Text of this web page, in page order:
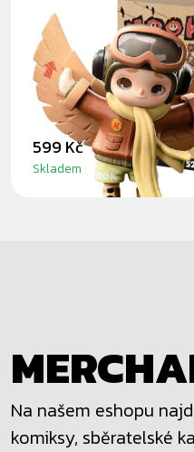
NOOK LITTLE
BLINDBOX
599 Kč
Skladem
Na našem eshopu
komiksy, sběratelské